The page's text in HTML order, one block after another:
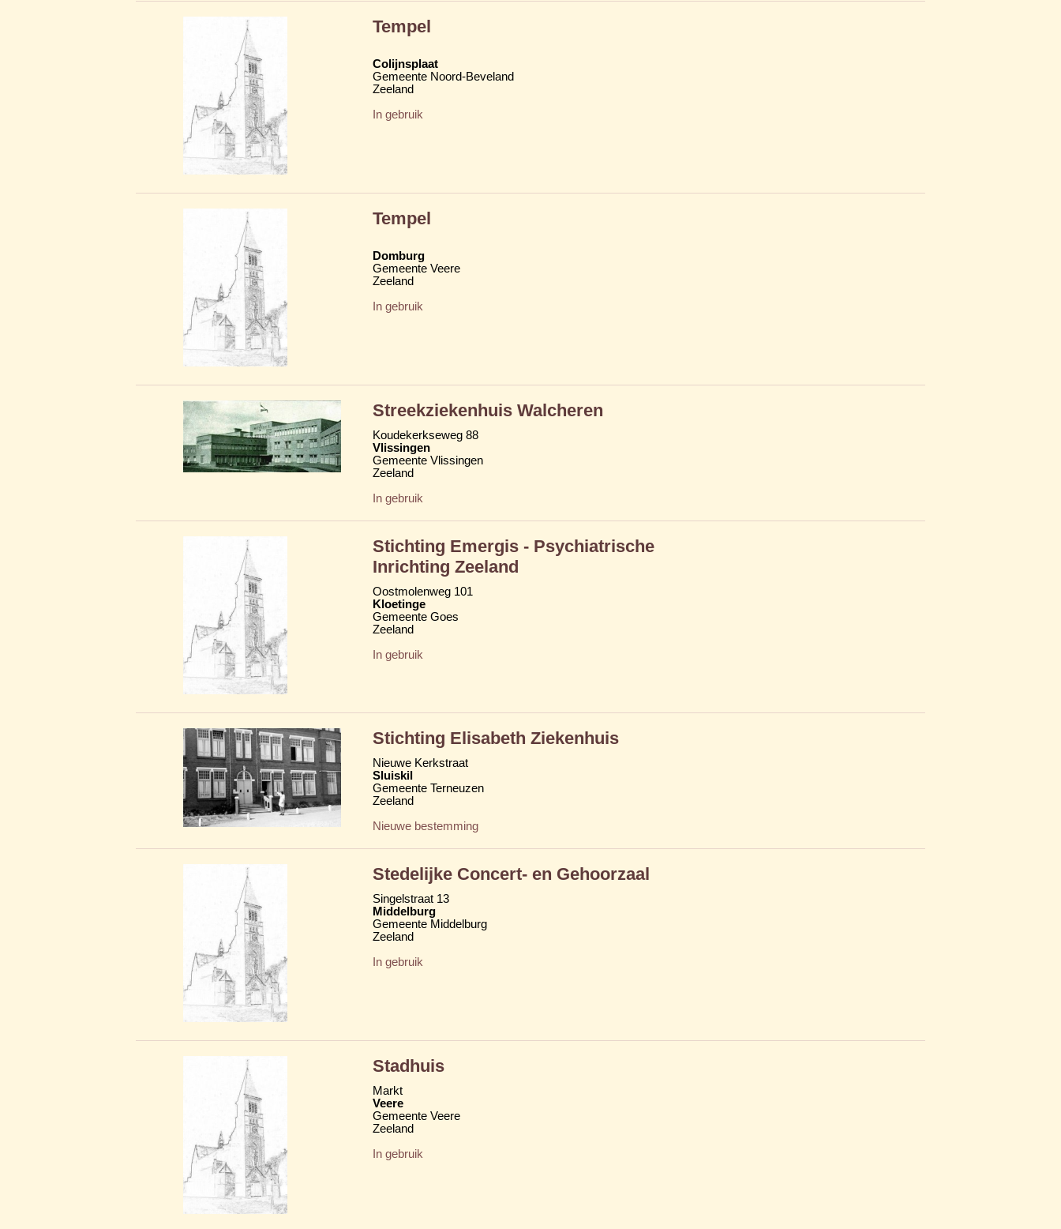
Tempel
Colijnsplaat
Gemeente Noord-Beveland
Zeeland
In gebruik
Tempel
Domburg
Gemeente Veere
Zeeland
In gebruik
Streekziekenhuis Walcheren
Koudekerkseweg 88
Vlissingen
Gemeente Vlissingen
Zeeland
In gebruik
Stichting Emergis - Psychiatrische
Inrichting Zeeland
Oostmolenweg 101
Kloetinge
Gemeente Goes
Zeeland
In gebruik
Stichting Elisabeth Ziekenhuis
Nieuwe Kerkstraat
Sluiskil
Gemeente Terneuzen
Zeeland
Nieuwe bestemming
Stedelijke Concert- en Gehoorzaal
Singelstraat 13
Middelburg
Gemeente Middelburg
Zeeland
In gebruik
Stadhuis
Markt
Veere
Gemeente Veere
Zeeland
In gebruik